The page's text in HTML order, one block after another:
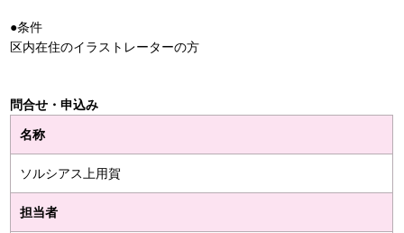
●条件
区内在住のイラストレーターの方
問合せ・申込み
名称
ソルシアス上用賀
担当者